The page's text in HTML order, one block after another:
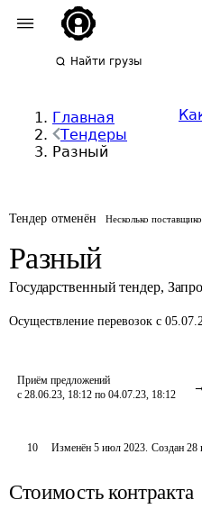
Найти грузы
Главная
Тендеры
Разный
Тендер отменён Несколько
Разный
Государственный тендер,
Осуществление перевозок с
Приём предложений
с 28.06.23, 18:12 по 04.07.23, 18:12
10 Изменён5 июл 2023. Создан 28
Стоимость контракта